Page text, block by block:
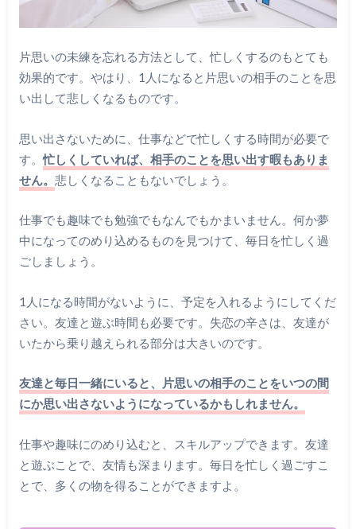
片思いの未練を忘れる方法として、忙しくするのもとても
効果的です。やはり、1人になると片思いの相手のことを思
い出して悲しくなるものです。
思い出さないために、仕事などで忙しくする時間が必要で
す。忙しくしていれば、相手のことを思い出す暇もありま
せん。 悲しくなることもないでしょう。
仕事でも趣味でも勉強でもなんでもかまいません。何か夢
中になってのめり込めるものを見つけて、毎日を忙しく過
ごしましょう。
1人になる時間がないように、予定を入れるようにしてくだ
さい。友達と遊ぶ時間も必要です。失恋の辛さは、友達が
いたから乗り越えられる部分は大きいのです。
友達と毎日一緒にいると、片思いの相手のことをいつの間
にか思い出さないようになっているかもしれません。
仕事や趣味にのめり込むと、スキルアップできます。友達
と遊ぶことで、友情も深まります。毎日を忙しく過ごすこ
とで、多くの物を得ることができますよ。